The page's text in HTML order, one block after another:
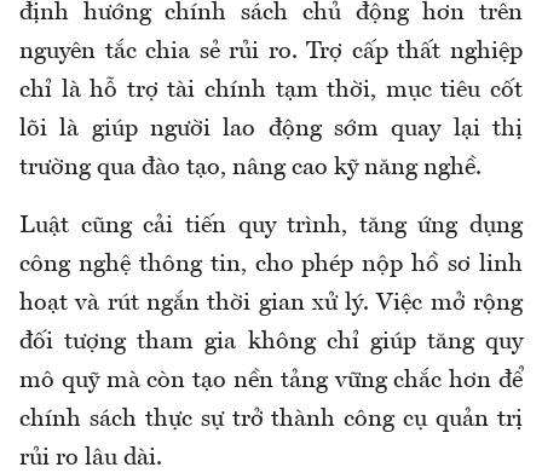
định hướng chính sách chủ động hơn trên
nguyên tắc chia sẻ rủi ro. Trợ cấp thất nghiệp
chỉ là hỗ trợ tài chính tạm thời, mục tiêu cốt
lõi là giúp người lao động sớm quay lại thị
trường qua đào tạo, nâng cao kỹ năng nghề.
Luật cũng cải tiến quy trình, tăng ứng dụng
công nghệ thông tin, cho phép nộp hồ sơ linh
hoạt và rút ngắn thời gian xử lý. Việc mở rộng
đối tượng tham gia không chỉ giúp tăng quy
mô quỹ mà còn tạo nền tảng vững chắc hơn để
chính sách thực sự trở thành công cụ quản trị
rủi ro lâu dài.